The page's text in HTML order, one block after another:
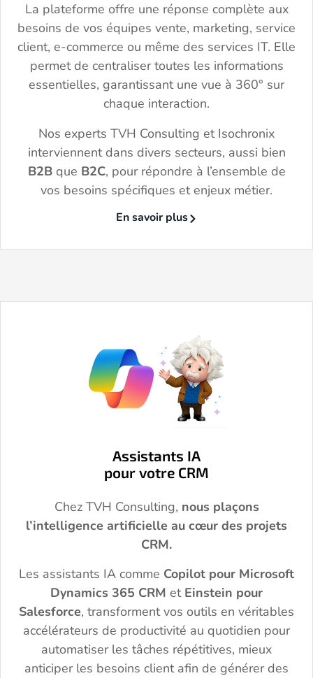
La plateforme offre une réponse complète aux
besoins de vos équipes vente, marketing, service
client, e-commerce ou même des services IT. Elle
permet de centraliser toutes les informations
essentielles, garantissant une vue à 360° sur
chaque interaction.
Nos experts TVH Consulting et Isochronix
interviennent dans divers secteurs, aussi bien
B2Bque B2C, pour répondre à l’ensemble de
vos besoins spécifiques et enjeux métier.
En savoir plus
Assistants IA
pour votre CRM
Chez TVH Consulting, nous plaçons
l’intelligence artificielle au cœur des projets
CRM.
Les assistants IA comme Copilot pour Microsoft
Dynamics 365 CRM et Einstein pour
Salesforce, transforment vos outils en véritables
accélérateurs de productivité au quotidien pour
automatiser les tâches répétitives, mieux
anticiper les besoins client afin de générer des